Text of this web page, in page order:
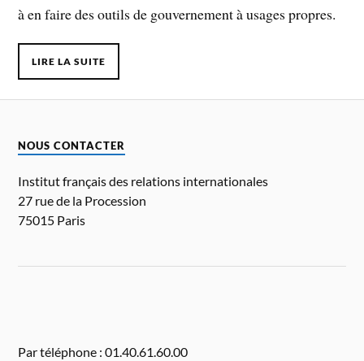
à en faire des outils de gouvernement à usages propres.
LIRE LA SUITE
NOUS CONTACTER
Institut français des relations internationales
27 rue de la Procession
75015 Paris
Par téléphone : 01.40.61.60.00